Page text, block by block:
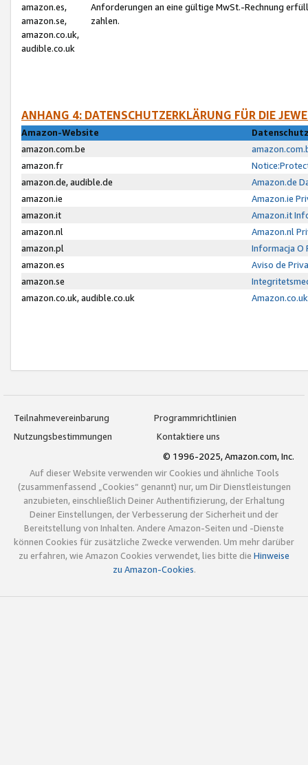
amazon.es,
amazon.se,
amazon.co.uk,
audible.co.uk
Anforderungen an eine gültige MwSt.-Rechnung
zahlen.
ANHANG 4: DATENSCHUTZERKLÄRUNG FÜR DIE
Amazon-Website
amazon.com.be
amazon.fr
amazon.de, audible.de
Amazon.de
amazon.ie
Amazon.ie
amazon.it
Amazon.it
amazon.nl
Amazon.nl
amazon.pl
Informacja O
amazon.es
Aviso de
amazon.se
amazon.co.uk, audible.co.uk
Teilnahmevereinbarung
Programmrichtlinien
Nutzungsbestimmungen
Kontaktiere uns
© 1996-2025, Amazon.com, Inc.
Auf dieser Website verwenden wir Cookies und ähnliche Tools
(zusammenfassend „Cookies“ genannt) nur, um Dir Dienstleistungen
anzubieten, einschließlich Deiner Authentifizierung, der Erhaltung
Deiner Einstellungen, der Verbesserung der Sicherheit und der
Bereitstellung von Inhalten. Andere Amazon-Seiten und -Dienste
können Cookies für zusätzliche Zwecke verwenden. Um mehr darüber
zu erfahren, wie Amazon Cookies verwendet, lies bitte die Hinweise
zu Amazon-Cookies.